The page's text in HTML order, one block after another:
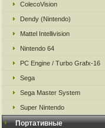
ColecoVision
Dendy (Nintendo)
Mattel Intellivision
Nintendo 64
PC Engine / Turbo Grafx-16
Sega
Sega Master System
Super Nintendo
Портативные